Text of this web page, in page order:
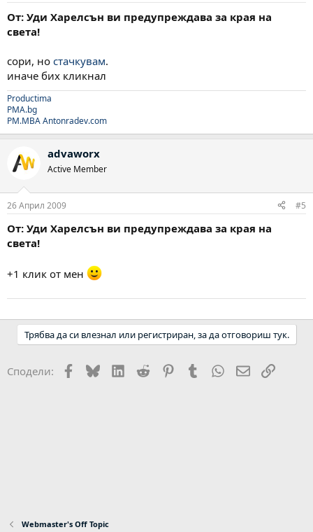
От: Уди Харелсън ви предупреждава за края на
света!
сори, но стачкувам.
иначе бих кликнал
Productima
PMA.bg
PM.MBAAntonradev.com
advaworx
Active Member
26 Април 2009 #5
От: Уди Харелсън ви предупреждава за края на
света!
+1 клик от мен
Трябва да си влезнал или регистриран, за да отговориш тук.
Сподели: Facebook
BlueskyLinkedIn
Reddit PinterestTumblr WhatsApp
EmailLink
Webmaster's Off Topic